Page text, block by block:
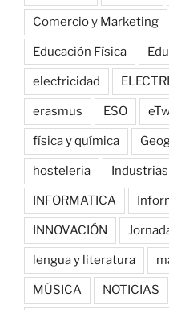
Comercio y Marketing
Educación Física
electricidad
erasmus ESO
física y química
hosteleria
INFORMATICA
INNOVACIÓN
lengua y literatura
MÚSICA NOTICIAS